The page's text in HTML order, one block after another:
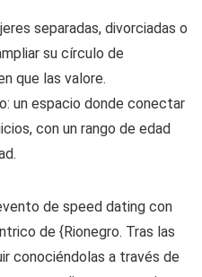
separadas, divorciadas o
su círculo de
que las valore.
un espacio donde conectar
con un rango de edad
de speed dating con
de {Rionegro. Tras las
conociéndolas a través de